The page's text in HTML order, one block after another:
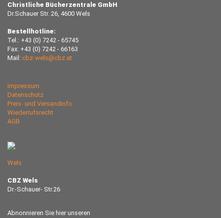
Christliche Bücherzentrale GmbH
Dr.Schauer Str. 26, 4600 Wels
Bestellhotline:
Tel.: +43 (0) 7242 - 65745
Fax: +43 (0) 7242 - 66163
Mail: cbz-wels@cbz.at
Impressum
Datenschutz
Preis- und Versandinfo
Wiederrufsrecht
AGB
Wels
CBZ Wels
Dr.-Schauer- Str.26
Abnonnieren Sie hier unseren